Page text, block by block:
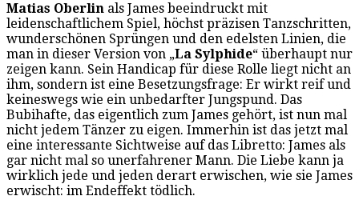
Matias Oberlin als James beeindruckt mit
leidenschaftlichem Spiel, höchst präzisen Tanzschritten,
wunderschönen Sprüngen und den edelsten Linien, die
man in dieser Version von „La Sylphide“ überhaupt nur
zeigen kann. Sein Handicap für diese Rolle liegt nicht an
ihm, sondern ist eine Besetzungsfrage: Er wirkt reif und
keineswegs wie ein unbedarfter Jungspund. Das
Bubihafte, das eigentlich zum James gehört, ist nun mal
nicht jedem Tänzer zu eigen. Immerhin ist das jetzt mal
eine interessante Sichtweise auf das Libretto: James als
gar nicht mal so unerfahrener Mann. Die Liebe kann ja
wirklich jede und jeden derart erwischen, wie sie James
erwischt: im Endeffekt tödlich.